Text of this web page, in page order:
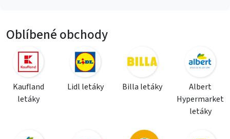
Oblíbené obchody
Kaufland
letáky
Lidl letáky Billa letáky
Albert
Hypermarket
letáky